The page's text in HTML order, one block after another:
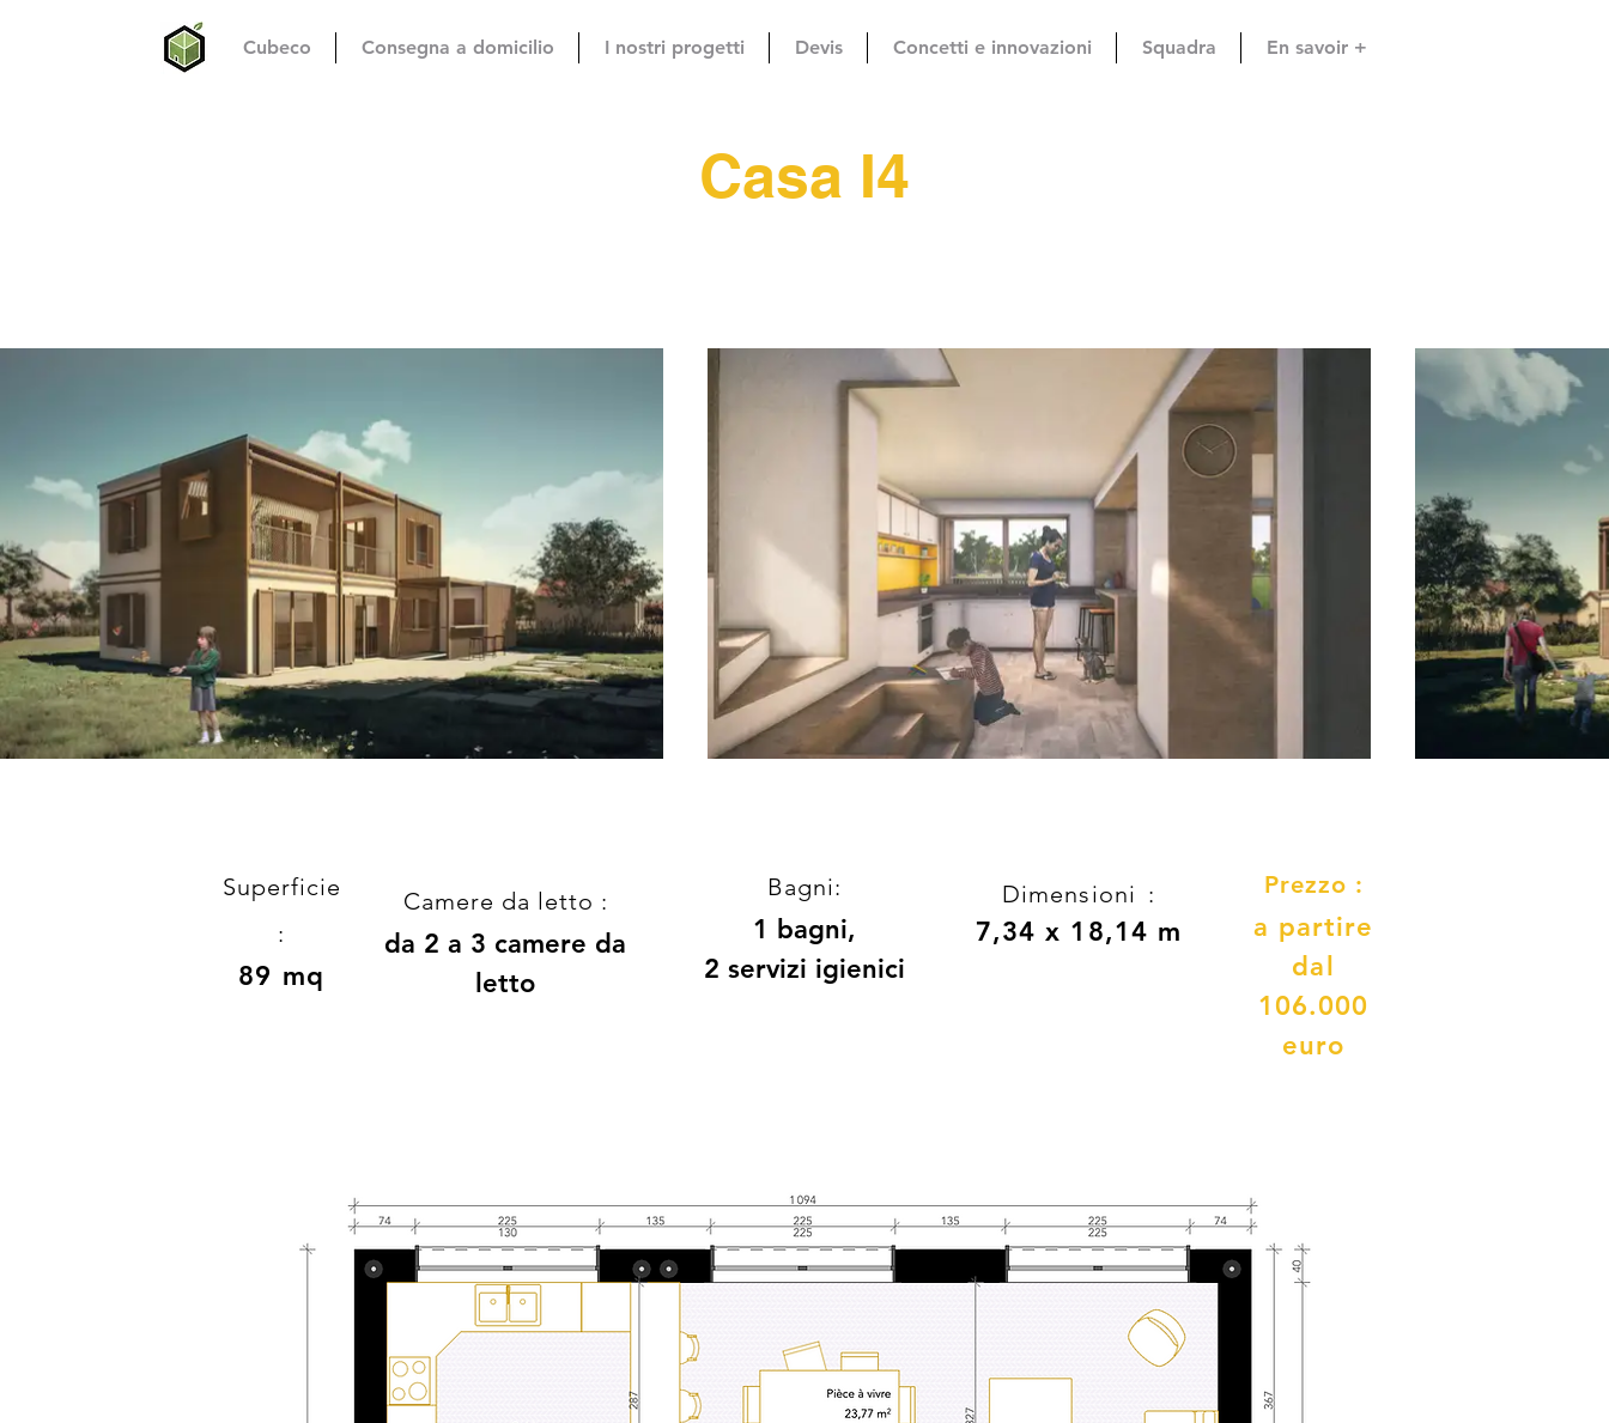
Cubeco Consegna a domicilio I nostri progetti Devis Concetti e innovazioni Squadra En savoir +
Casa I4
Superficie
:
89 mq
Camere da letto :
da 2 a 3 camere da
letto
Bagni:
1 bagni,
2 servizi igienici
Dimensioni :
7,34 x 18,14 m
Prezzo :
a partire
dal
106.000
euro